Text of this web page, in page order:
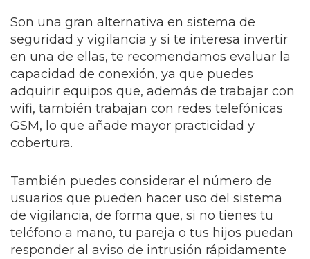
Son una gran alternativa en sistema de
seguridad y vigilancia y si te interesa invertir
en una de ellas, te recomendamos evaluar la
capacidad de conexión, ya que puedes
adquirir equipos que, además de trabajar con
wifi, también trabajan con redes telefónicas
GSM, lo que añade mayor practicidad y
cobertura.
También puedes considerar el número de
usuarios que pueden hacer uso del sistema
de vigilancia, de forma que, si no tienes tu
teléfono a mano, tu pareja o tus hijos puedan
responder al aviso de intrusión rápidamente